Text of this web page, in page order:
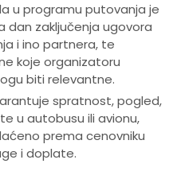
u programu putovanja je
dan zaključenja ugovora
i ino partnera, te
koje organizatoru
biti relevantne.
spratnost, pogled,
u autobusu ili avionu,
prema cenovniku
i doplate.